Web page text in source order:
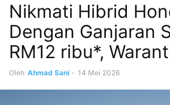
Nikmati Hibrid
Dengan Ganjaran
RM12 ribu*,
Oleh Ahmad Sani - 14 Mei 2026